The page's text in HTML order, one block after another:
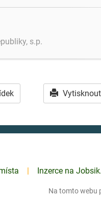
s.p.
Inzerce na
Na tomto webu